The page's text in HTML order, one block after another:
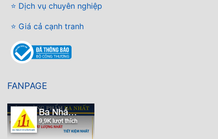
⭐ Dịch vụ chuyên nghiệp
⭐ Giá cả cạnh tranh
FANPAGE